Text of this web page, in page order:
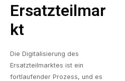
Ersatzteilmar
Kt
Die Digitalisierung des
Ersatzteilmarktes ist ein
fortlaufender Prozess, und es